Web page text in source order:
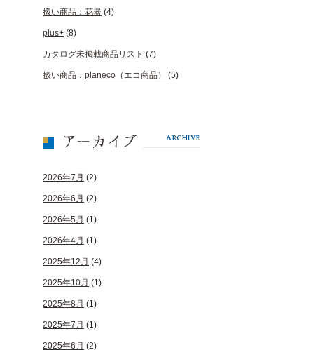
扱い商品：花器 (4)
plus+ (8)
カタログ未掲載商品リスト (7)
扱い商品：planeco（エコ商品） (5)
2026年7月 (2)
2026年6月 (2)
2026年5月 (1)
2026年4月 (1)
2025年12月 (4)
2025年10月 (1)
2025年8月 (1)
2025年7月 (1)
2025年6月 (2)